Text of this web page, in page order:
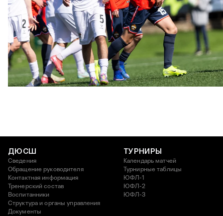
ЮФЛ U17 | ПФК ЦСКА - Акрон - Академия Коноплёва
26 АПРЕЛЯ 2026 18:11
ДЮСШ
Сведения
Обращение руководителя
Контактная информация
Тренерский состав
Воспитанники
Структура и органы управления
Документы
ТУРНИРЫ
Календарь матчей
Турнирные таблицы
ЮФЛ-1
ЮФЛ-2
ЮФЛ-3